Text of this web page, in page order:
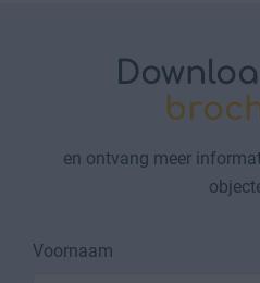
en ontvang meer
Voornaam